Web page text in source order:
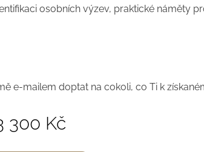
osobních výzev, praktické náměty
e-mailem doptat na cokoli, co Ti k
300 Kč